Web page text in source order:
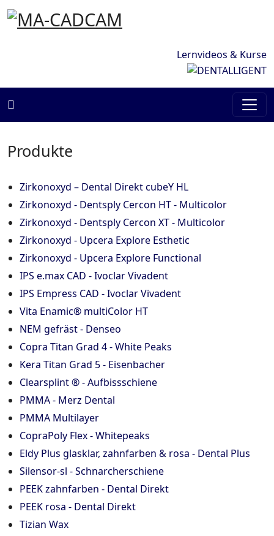
Lernvideos & Kurse
Produkte
Zirkonoxyd – Dental Direkt cubeY HL
Zirkonoxyd - Dentsply Cercon HT - Multicolor
Zirkonoxyd - Dentsply Cercon XT - Multicolor
Zirkonoxyd - Upcera Explore Esthetic
Zirkonoxyd - Upcera Explore Functional
IPS e.max CAD - Ivoclar Vivadent
IPS Empress CAD - Ivoclar Vivadent
Vita Enamic® multiColor HT
NEM gefräst - Denseo
Copra Titan Grad 4 - White Peaks
Kera Titan Grad 5 - Eisenbacher
Clearsplint ® - Aufbissschiene
PMMA - Merz Dental
PMMA Multilayer
CopraPoly Flex - Whitepeaks
Eldy Plus glasklar, zahnfarben & rosa - Dental Plus
Silensor-sl - Schnarcherschiene
PEEK zahnfarben - Dental Direkt
PEEK rosa - Dental Direkt
Tizian Wax